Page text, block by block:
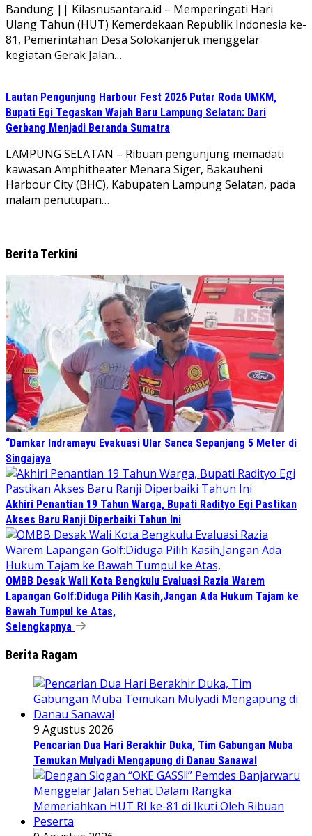
Bandung || Kilasnusantara.id – Memperingati Hari
Ulang Tahun (HUT) Kemerdekaan Republik Indonesia ke-
81, Pemerintahan Desa Solokanjeruk menggelar
kegiatan Gerak Jalan…
Lautan Pengunjung Harbour Fest 2026 Putar Roda UMKM,
Bupati Egi Tegaskan Wajah Baru Lampung Selatan: Dari
Gerbang Menjadi Beranda Sumatra
LAMPUNG SELATAN – Ribuan pengunjung memadati
kawasan Amphitheater Menara Siger, Bakauheni
Harbour City (BHC), Kabupaten Lampung Selatan, pada
malam penutupan…
Berita Terkini
“Damkar Indramayu Evakuasi Ular Sanca Sepanjang 5 Meter di
Singajaya
Akhiri Penantian 19 Tahun Warga, Bupati Radityo Egi Pastikan
Akses Baru Ranji Diperbaiki Tahun Ini
OMBB Desak Wali Kota Bengkulu Evaluasi Razia Warem
Lapangan Golf:Diduga Pilih Kasih,Jangan Ada Hukum Tajam ke
Bawah Tumpul ke Atas,
Selengkapnya
Berita Ragam
9 Agustus 2026
Pencarian Dua Hari Berakhir Duka, Tim Gabungan Muba
Temukan Mulyadi Mengapung di Danau Sanawal